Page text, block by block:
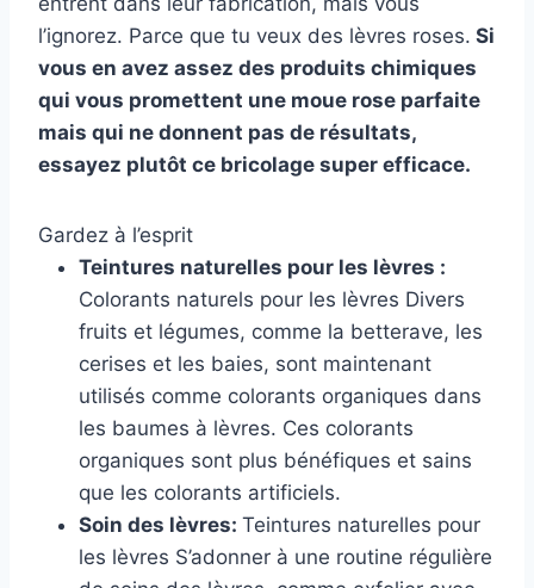
l’ignorez. Parce que tu veux des lèvres roses. Si
vous en avez assez des produits chimiques
qui vous promettent une moue rose parfaite
mais qui ne donnent pas de résultats,
essayez plutôt ce bricolage super efficace.
Gardez à l’esprit
Teintures naturelles pour les lèvres :
Colorants naturels pour les lèvres Divers
fruits et légumes, comme la betterave, les
cerises et les baies, sont maintenant
utilisés comme colorants organiques dans
les baumes à lèvres. Ces colorants
organiques sont plus bénéfiques et sains
que les colorants artificiels.
Soin des lèvres: Teintures naturelles pour
les lèvres S’adonner à une routine régulière